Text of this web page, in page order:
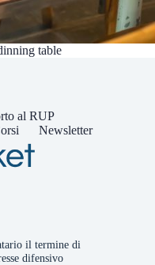
table
al RUP
Newsletter
il termine di
difensivo